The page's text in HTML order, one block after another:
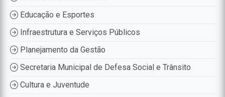
Educação e Esportes
Infraestrutura e Serviços Públicos
Planejamento da Gestão
Secretaria Municipal de Defesa Social e Trânsito
Cultura e Juventude